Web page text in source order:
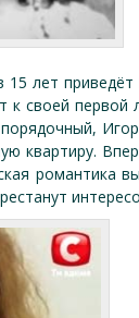
лет
к своей
квартиру.
романтика